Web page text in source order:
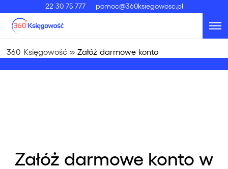
22 30 75 777 pomoc@360ksiegowosc.pl
360 Księgowość »Załóż darmowe konto
Załóż darmowe konto w